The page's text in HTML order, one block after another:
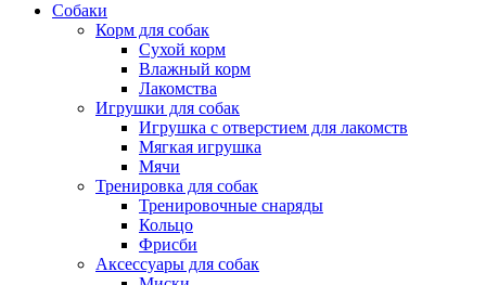
Собаки
Корм для собак
Сухой корм
Влажный корм
Лакомства
Игрушки для собак
Игрушка с отверстием для лакомств
Мягкая игрушка
Мячи
Тренировка для собак
Тренировочные снаряды
Кольцо
Фрисби
Аксессуары для собак